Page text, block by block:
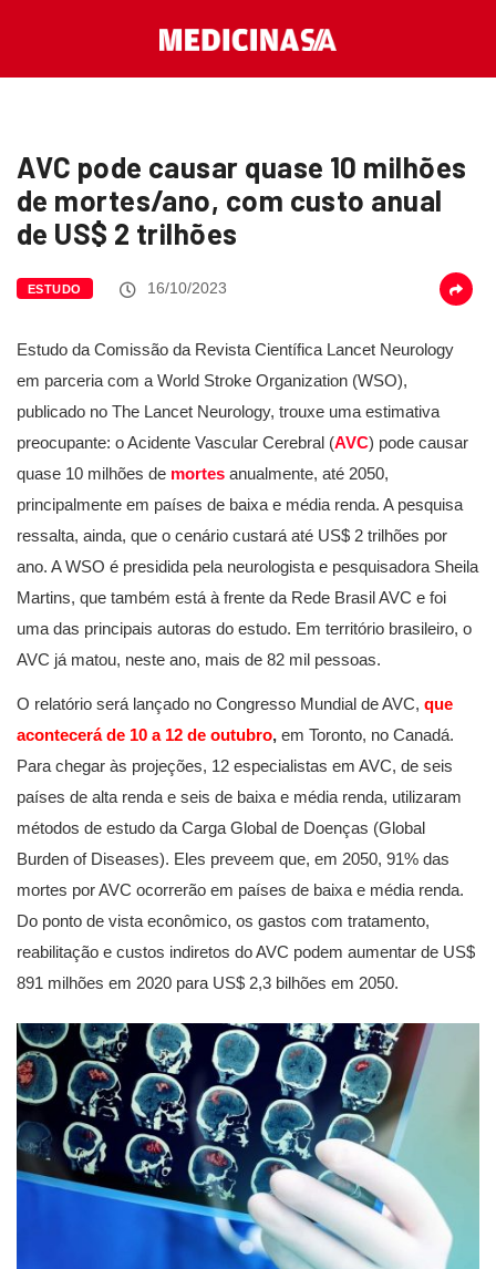
AVC pode causar quase 10 milhões
de mortes/ano, com custo anual
de US$ 2 trilhões
ESTUDO 16/10/2023
Estudo da Comissão da Revista Científica Lancet Neurology
em parceria com a World Stroke Organization (WSO),
publicado no The Lancet Neurology, trouxe uma estimativa
preocupante: o Acidente Vascular Cerebral (AVC) pode causar
quase 10 milhões de mortes anualmente, até 2050,
principalmente em países de baixa e média renda. A pesquisa
ressalta, ainda, que o cenário custará até US$ 2 trilhões por
ano. A WSO é presidida pela neurologista e pesquisadora Sheila
Martins, que também está à frente da Rede Brasil AVC e foi
uma das principais autoras do estudo. Em território brasileiro, o
AVC já matou, neste ano, mais de 82 mil pessoas.
O relatório será lançado no Congresso Mundial de AVC, que
acontecerá de 10 a 12 de outubro, em Toronto, no Canadá.
Para chegar às projeções, 12 especialistas em AVC, de seis
países de alta renda e seis de baixa e média renda, utilizaram
métodos de estudo da Carga Global de Doenças (Global
Burden of Diseases). Eles preveem que, em 2050, 91% das
mortes por AVC ocorrerão em países de baixa e média renda.
Do ponto de vista econômico, os gastos com tratamento,
reabilitação e custos indiretos do AVC podem aumentar de US$
891 milhões em 2020 para US$ 2,3 bilhões em 2050.